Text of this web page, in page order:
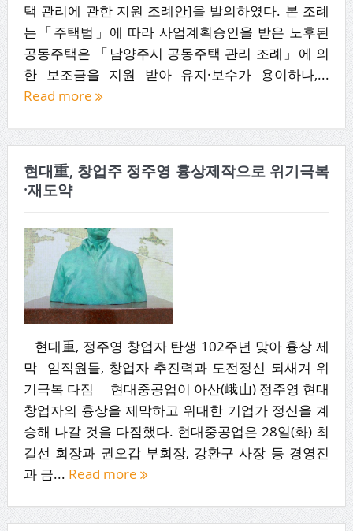
택 관리에 관한 지원 조례안]을 발의하였다. 본 조례
는「주택법」에 따라 사업계획승인을 받은 노후된
공동주택은 「남양주시 공동주택 관리 조례」에 의
한 보조금을 지원 받아 유지·보수가 용이하나,...
Read more
현대重, 창업주 정주영 흉상제작으로 위기극복
·재도약
현대重, 정주영 창업자 탄생 102주년 맞아 흉상 제
막 임직원들, 창업자 추진력과 도전정신 되새겨 위
기극복 다짐 현대중공업이 아산(峨山) 정주영 현대
창업자의 흉상을 제막하고 위대한 기업가 정신을 계
승해 나갈 것을 다짐했다. 현대중공업은 28일(화) 최
길선 회장과 권오갑 부회장, 강환구 사장 등 경영진
과 금... Read more